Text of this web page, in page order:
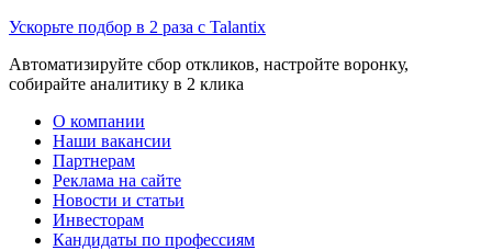
Ускорьте подбор в 2 раза с Talantix
Автоматизируйте сбор откликов, настройте воронку,
собирайте аналитику в 2 клика
О компании
Наши вакансии
Партнерам
Реклама на сайте
Новости и статьи
Инвесторам
Кандидаты по профессиям